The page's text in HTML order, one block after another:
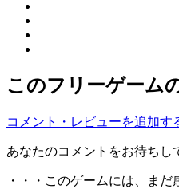
このフリーゲーム
コメント・レビューを追加す
あなたのコメントをお待ちし
・・・このゲームには、ま